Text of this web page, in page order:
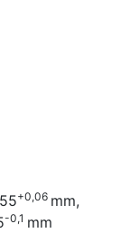
+0,06 mm,
-0,1 mm